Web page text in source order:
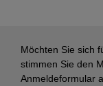
Möchten Sie sich
stimmen Sie den
Anmeldeformular